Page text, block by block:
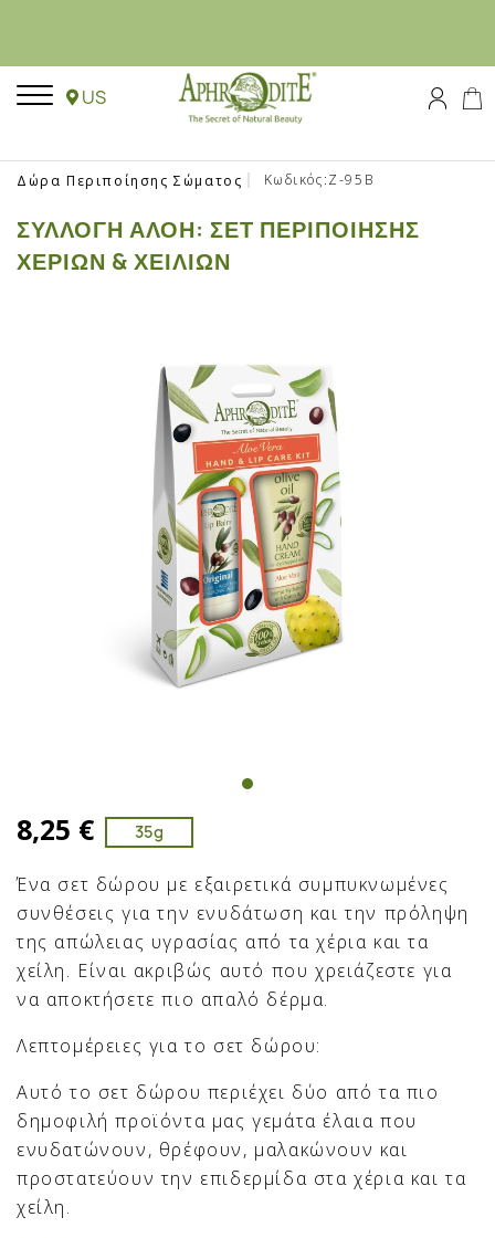
US
Δώρα Περιποίησης Σώματος Κωδικός:Z-95B
ΣΥΛΛΟΓΉ ΑΛΌΗ: ΣΕΤ ΠΕΡΙΠΟΊΗΣΗΣ
ΧΕΡΙΏΝ & ΧΕΙΛΙΏΝ
8,25 € 35g
Ένα σετ δώρου με εξαιρετικά συμπυκνωμένες
συνθέσεις για την ενυδάτωση και την πρόληψη
της απώλειας υγρασίας από τα χέρια και τα
χείλη. Είναι ακριβώς αυτό που χρειάζεστε για
να αποκτήσετε πιο απαλό δέρμα.
Λεπτομέρειες για το σετ δώρου:
Αυτό το σετ δώρου περιέχει δύο από τα πιο
δημοφιλή προϊόντα μας γεμάτα έλαια που
ενυδατώνουν, θρέφουν, μαλακώνουν και
προστατεύουν την επιδερμίδα στα χέρια και τα
χείλη.